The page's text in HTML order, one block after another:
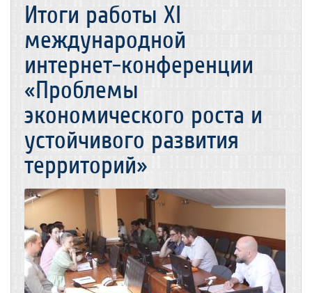
Итоги работы XI
международной
интернет-конференции
«Проблемы
экономического роста и
устойчивого развития
территорий»